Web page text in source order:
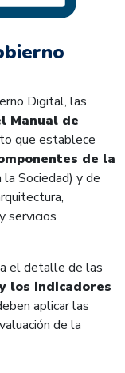
Digital, las
Manual de
que establece
de la
Sociedad) y de
servicios
el detalle de las
los indicadores
aplicar las
de la